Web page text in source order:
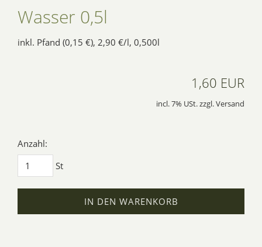
Wasser 0,5l
inkl. Pfand (0,15 €), 2,90 €/l, 0,500l
1,60 EUR
incl. 7% USt. zzgl. Versand
Anzahl:
St
IN DEN WARENKORB